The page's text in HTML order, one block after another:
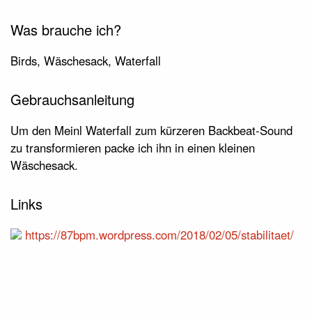
Was brauche ich?
Birds, Wäschesack, Waterfall
Gebrauchsanleitung
Um den Meinl Waterfall zum kürzeren Backbeat-Sound
zu transformieren packe ich ihn in einen kleinen
Wäschesack.
Links
https://87bpm.wordpress.com/2018/02/05/stabilitaet/